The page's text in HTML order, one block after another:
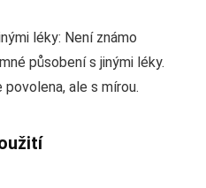
léky: Není známo
působení s jinými léky.
ale s mírou.